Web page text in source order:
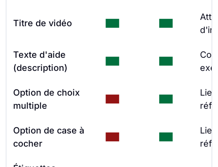
Titre de vidéo
Texte d'aide
(description)
Option de choix
multiple
Option de case à
cocher